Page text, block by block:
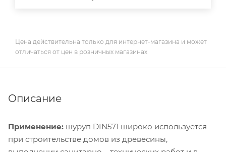
Цена действительна только для интернет-магазина и может
отличаться от цен в розничных магазинах
Описание
Применение: шуруп DIN571 широко используется
при строительстве домов из древесины,